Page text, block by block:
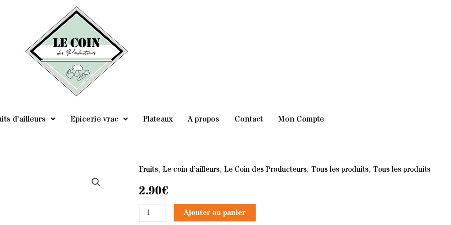
d’ailleurs Epicerie vrac Plateaux A propos Contact Mon Compte
Fruits, Le coin d’ailleurs, Le Coin des Producteurs, Tous les produits, Tous les produits
2.90€
quantité
de
Ajouter au panier